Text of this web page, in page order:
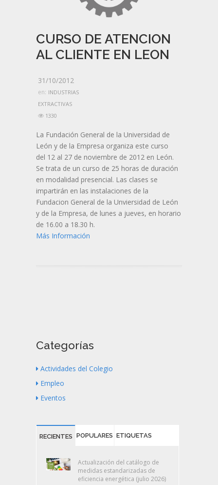
CURSO DE ATENCION
AL CLIENTE EN LEON
31/10/2012
en: INDUSTRIAS
EXTRACTIVAS
1330
La Fundación General de la Universidad de
León y de la Empresa organiza este curso
del 12 al 27 de noviembre de 2012 en León.
Se trata de un curso de 25 horas de duración
en modalidad presencial. Las clases se
impartirán en las instalaciones de la
Fundacion General de la Unviersidad de León
y de la Empresa, de lunes a jueves, en horario
de 16.00 a 18.30 h.
Más Información
Categorías
Actividades del Colegio
Empleo
Eventos
RECIENTES POPULARES ETIQUETAS
Actualización del catálogo de
medidas estandarizadas de
eficiencia energética (julio 2026)